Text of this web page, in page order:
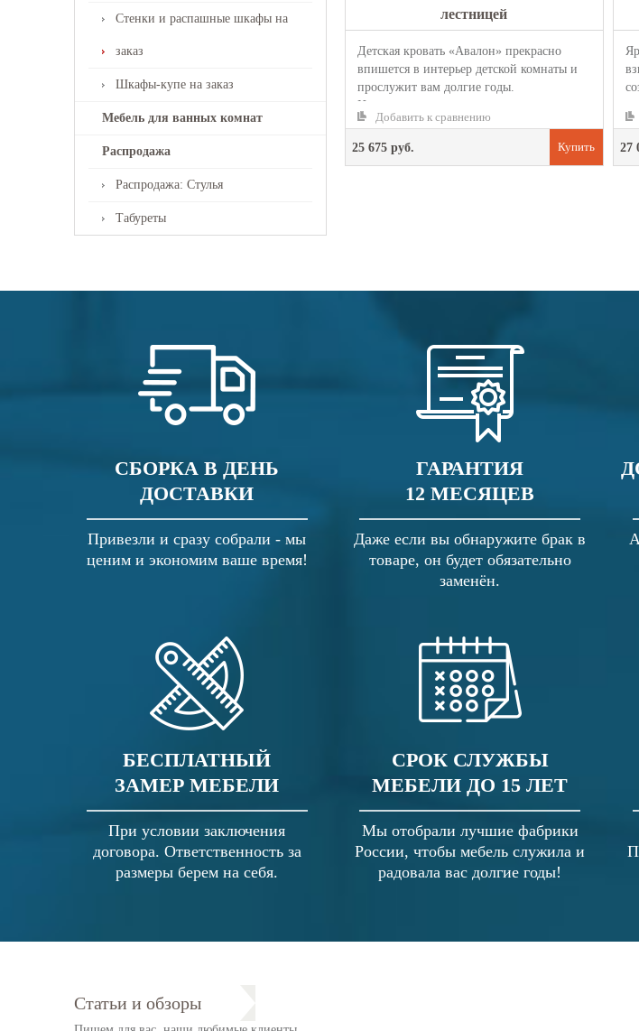
Стенки и распашные шкафы на
заказ
Шкафы-купе на заказ
Мебель для ванных комнат
Распродажа
Распродажа: Стулья
Табуреты
лестницей
Детская кровать «Авалон» прекрасно
впишется в интерьер детской комнаты и
прослужит вам долгие годы.
Изготовленная из настоящего массива с...
Добавить к сравнению
25 675 руб. 27
СБОРКА В ДЕНЬ
ДОСТАВКИ
Привезли и сразу собрали - мы
ценим и экономим ваше время!
ГАРАНТИЯ
12 МЕСЯЦЕВ
Даже если вы обнаружите брак в
товаре, он будет обязательно
заменён.
БЕСПЛАТНЫЙ
ЗАМЕР МЕБЕЛИ
При условии заключения
договора. Ответственность за
размеры берем на себя.
СРОК СЛУЖБЫ
МЕБЕЛИ ДО 15 ЛЕТ
Мы отобрали лучшие фабрики
России, чтобы мебель служила и
радовала вас долгие годы!
Статьи и обзоры